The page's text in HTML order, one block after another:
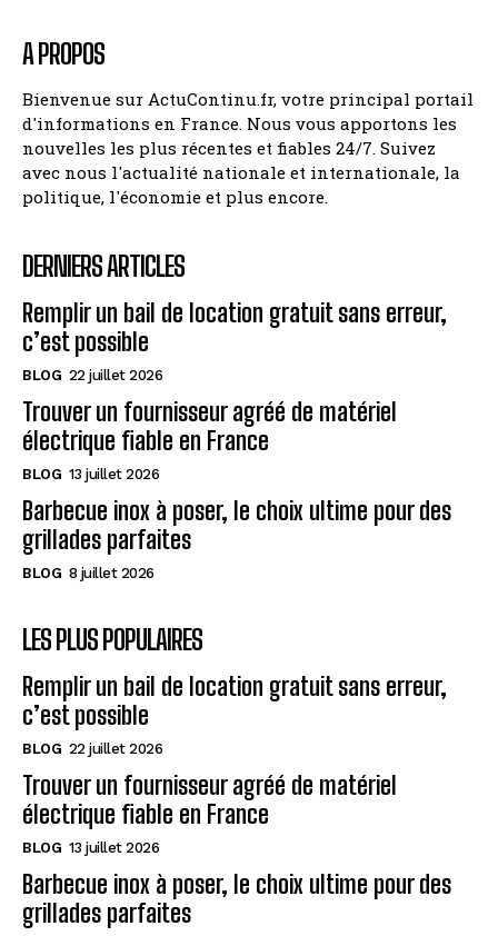
A PROPOS
Bienvenue sur ActuContinu.fr, votre principal portail
d'informations en France. Nous vous apportons les
nouvelles les plus récentes et fiables 24/7. Suivez
avec nous l'actualité nationale et internationale, la
politique, l'économie et plus encore.
DERNIERS ARTICLES
Remplir un bail de location gratuit sans erreur,
c’est possible
BLOG 22 juillet 2026
Trouver un fournisseur agréé de matériel
électrique fiable en France
BLOG 13 juillet 2026
Barbecue inox à poser, le choix ultime pour des
grillades parfaites
BLOG 8 juillet 2026
LES PLUS POPULAIRES
Remplir un bail de location gratuit sans erreur,
c’est possible
BLOG 22 juillet 2026
Trouver un fournisseur agréé de matériel
électrique fiable en France
BLOG 13 juillet 2026
Barbecue inox à poser, le choix ultime pour des
grillades parfaites